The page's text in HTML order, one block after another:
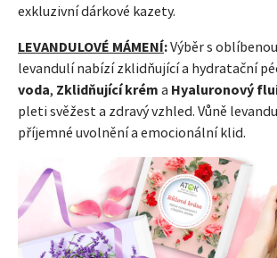
exkluzivní dárkové kazety.
LEVANDULOVÉ MÁMENÍ:Výběr s
levandulí nabízí zklidňující a hydratační
voda, Zklidňující krém a Hyaluronový
pleti svěžest a zdravý vzhled. Vůně
příjemné uvolnění a emocionální klid.